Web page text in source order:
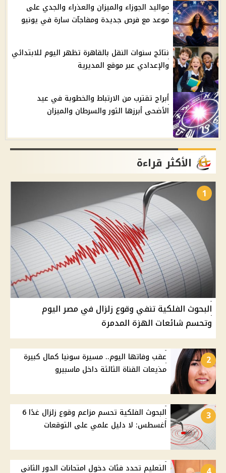
مواليد الجوزاء والميزان والعذراء والجدي على
موعد مع فرص جديدة ومفاجآت سارة في يونيو
نتائج سنوات النقل بالقاهرة تظهر اليوم للابتدائي
والإعدادي عبر موقع المديرية
أبراج تقترب من الارتباط والخطوبة في عيد
الأضحى أبرزها الثور والسرطان والميزان
الأكثر قراءة
1
البحوث الفلكية تنفي وقوع زلزال في مصر اليوم
وتحسم شائعات الهزة المدمرة
2
عقب وفاتها اليوم.. مسيرة سونيا كمال كبيرة
مذيعات القناة الثالثة داخل ماسبيرو
3
البحوث الفلكية تحسم مزاعم وقوع زلزال غدًا 6
أغسطس: لا دليل علمي على التوقعات
التعليم تحدد فئات دخول امتحانات الدور الثاني